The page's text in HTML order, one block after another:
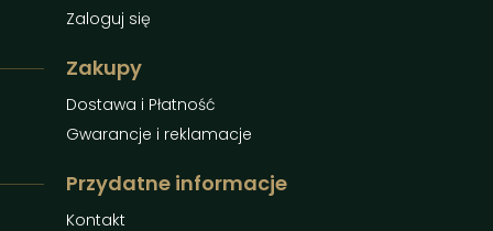
Zaloguj się
Zakupy
Dostawa i Płatność
Gwarancje i reklamacje
Przydatne informacje
Kontakt